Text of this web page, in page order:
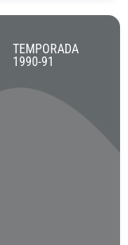
TEMPORADA
1990-91